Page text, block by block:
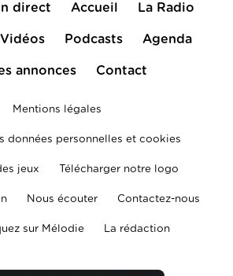
direct Accueil La Radio
Vidéos Podcasts Agenda
annonces Contact
Mentions légales
données personnelles et cookies
jeux Télécharger notre logo
Nous écouter Contactez-nous
sur Mélodie La rédaction